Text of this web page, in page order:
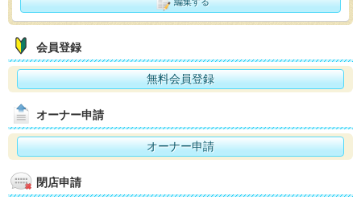
会員登録
無料会員登録
オーナー申請
オーナー申請
閉店申請